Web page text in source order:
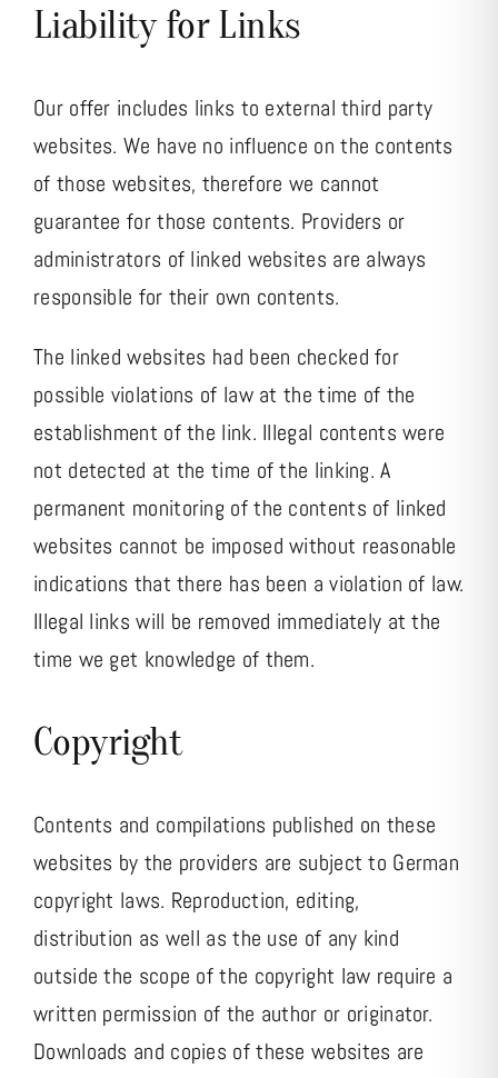
Liability for Links
Our offer includes links to external third party
websites. We have no influence on the contents
of those websites, therefore we cannot
guarantee for those contents. Providers or
administrators of linked websites are always
responsible for their own contents.
The linked websites had been checked for
possible violations of law at the time of the
establishment of the link. Illegal contents were
not detected at the time of the linking. A
permanent monitoring of the contents of linked
websites cannot be imposed without reasonable
indications that there has been a violation of law.
Illegal links will be removed immediately at the
time we get knowledge of them.
Copyright
Contents and compilations published on these
websites by the providers are subject to German
copyright laws. Reproduction, editing,
distribution as well as the use of any kind
outside the scope of the copyright law require a
written permission of the author or originator.
Downloads and copies of these websites are